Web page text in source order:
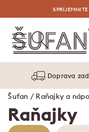
VÝHODNÉ
Doprava
Šufan / Raňajky a
Raňajky